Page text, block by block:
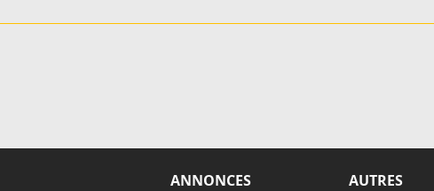
ANNONCES
AUTRES